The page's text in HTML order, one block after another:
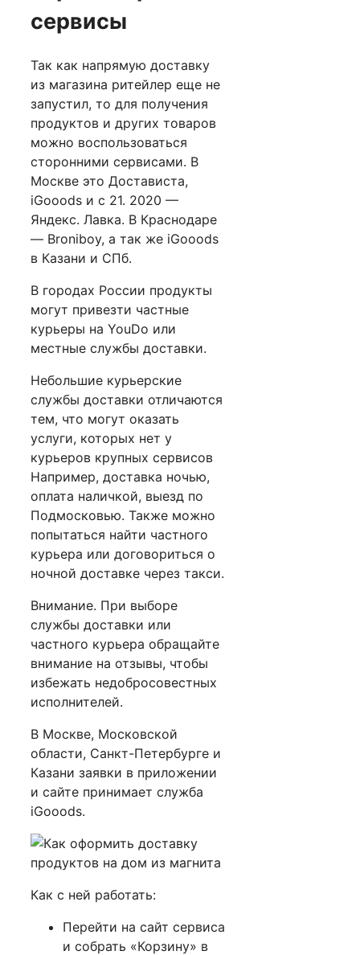
сервисы
Так как напрямую доставку
из магазина ритейлер еще не
запустил, то для получения
продуктов и других товаров
можно воспользоваться
сторонними сервисами. В
Москве это Достависта,
iGooods и с 21. 2020 —
Яндекс. Лавка. В Краснодаре
— Broniboy, а так же iGooods
в Казани и СПб.
В городах России продукты
могут привезти частные
курьеры на YouDo или
местные службы доставки.
Небольшие курьерские
службы доставки отличаются
тем, что могут оказать
услуги, которых нет у
курьеров крупных сервисов
Например, доставка ночью,
оплата наличкой, выезд по
Подмосковью. Также можно
попытаться найти частного
курьера или договориться о
ночной доставке через такси.
Внимание. При выборе
службы доставки или
частного курьера обращайте
внимание на отзывы, чтобы
избежать недобросовестных
исполнителей.
В Москве, Московской
области, Санкт-Петербурге и
Казани заявки в приложении
и сайте принимает служба
iGooods.
Как с ней работать:
Перейти на сайт сервиса
и собрать «Корзину» в